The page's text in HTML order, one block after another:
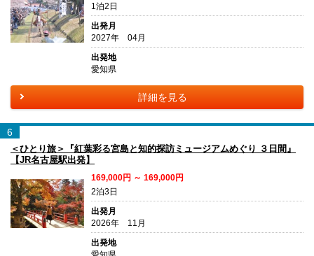
1泊2日
出発月
2027年 04月
出発地
愛知県
詳細を見る
6
＜ひとり旅＞『紅葉彩る宮島と知的探訪ミュージアムめぐり ３日間』
【JR名古屋駅出発】
169,000円 ～ 169,000円
2泊3日
出発月
2026年 11月
出発地